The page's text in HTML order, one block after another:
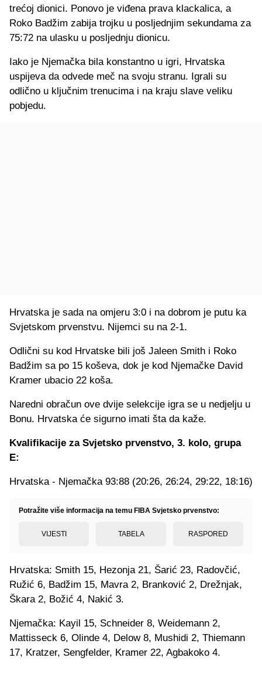
trećoj dionici. Ponovo je viđena prava klackalica, a
Roko Badžim zabija trojku u posljednjim sekundama za
75:72 na ulasku u posljednju dionicu.
Iako je Njemačka bila konstantno u igri, Hrvatska
uspijeva da odvede meč na svoju stranu. Igrali su
odlično u ključnim trenucima i na kraju slave veliku
pobjedu.
Hrvatska je sada na omjeru 3:0 i na dobrom je putu ka
Svjetskom prvenstvu. Nijemci su na 2-1.
Odlični su kod Hrvatske bili još Jaleen Smith i Roko
Badžim sa po 15 koševa, dok je kod Njemačke David
Kramer ubacio 22 koša.
Naredni obračun ove dvije selekcije igra se u nedjelju u
Bonu. Hrvatska će sigurno imati šta da kaže.
Kvalifikacije za Svjetsko prvenstvo, 3. kolo, grupa
E:
Hrvatska - Njemačka 93:88 (20:26, 26:24, 29:22, 18:16)
Potražite više informacija na temu FIBA Svjetsko prvenstvo:
VIJESTI TABELA RASPORED
Hrvatska: Smith 15, Hezonja 21, Šarić 23, Radovčić,
Ružić 6, Badžim 15, Mavra 2, Branković 2, Drežnjak,
Škara 2, Božić 4, Nakić 3.
Njemačka: Kayil 15, Schneider 8, Weidemann 2,
Mattisseck 6, Olinde 4, Delow 8, Mushidi 2, Thiemann
17, Kratzer, Sengfelder, Kramer 22, Agbakoko 4.